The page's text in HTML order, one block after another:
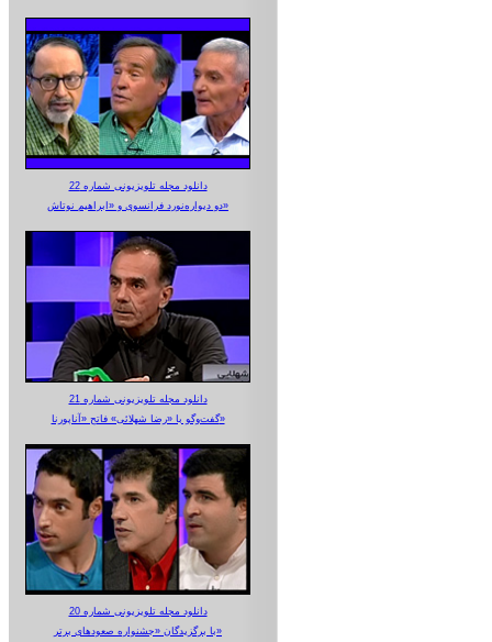
دانلود مجله تلویزیونی شماره 22
دو دیواره‌نورد فرانسوی و «ابراهیم نوتاش»
دانلود مجله تلویزیونی شماره 21
گفت‌وگو با «رضا شهلائی» فاتح «آناپورنا»
دانلود مجله تلویزیونی شماره 20
با برگزیدگان «جشنواره صعودهای برتر»